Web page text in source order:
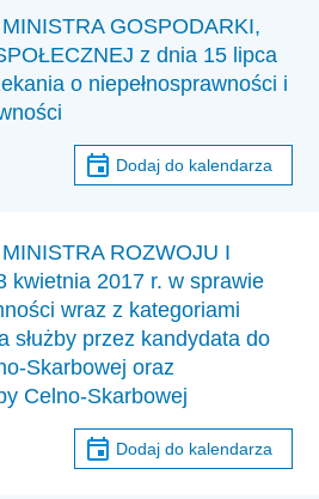
GOSPODARKI,
z dnia 15 lipca
o niepełnosprawności i
Dodaj do kalendarza
ROZWOJU I
kwietnia 2017 r. w sprawie
wraz z kategoriami
służby przez kandydata do
Skarbowej oraz
Celno-Skarbowej
Dodaj do kalendarza